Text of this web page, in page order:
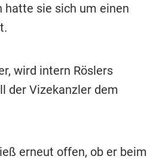
hatte sie sich um einen
wird intern Röslers
der Vizekanzler dem
erneut offen, ob er beim